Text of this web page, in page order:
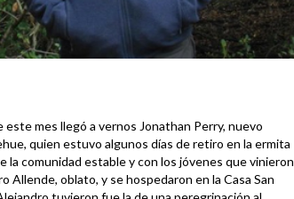
mes llegó a vernos Jonathan Perry, nuevo
quien estuvo algunos días de retiro en la ermita
comunidad estable y con los jóvenes que vinieron
Allende, oblato, y se hospedaron en la Casa San